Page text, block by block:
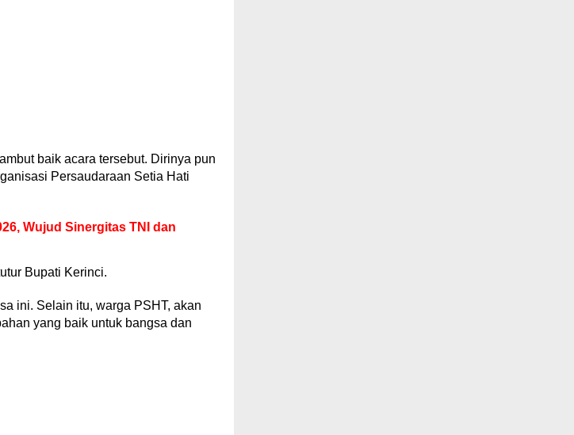
baik acara tersebut. Dirinya pun
Persaudaraan Setia Hati
Wujud Sinergitas TNI dan
Bupati Kerinci.
ini. Selain itu, warga PSHT, akan
yang baik untuk bangsa dan